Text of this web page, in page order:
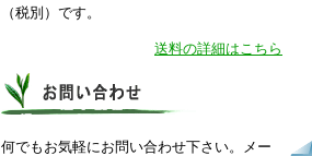
（税別）です。
送料の詳細はこちら
何でもお気軽にお問い合わせ下さい。メー